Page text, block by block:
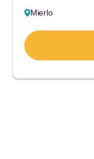
Mierlo